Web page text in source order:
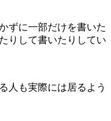
ずに一部だけを書いた
りして書いたりしてい
人も実際には居るよう